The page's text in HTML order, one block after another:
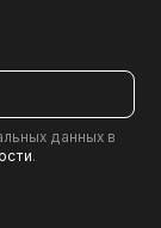
данных в
.